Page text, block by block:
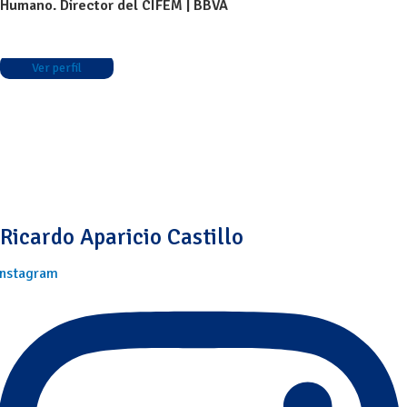
Humano. Director del CIFEM | BBVA
Ver perfil
Ricardo Aparicio Castillo